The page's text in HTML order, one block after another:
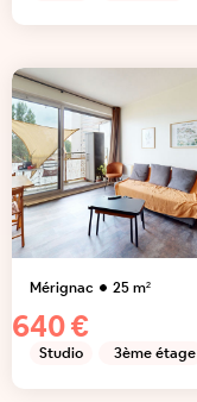
Mérignac 25m²
640 €
Studio 3ème étage